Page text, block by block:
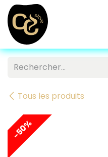
Se rendre au contenu
Tous les produits
-50%